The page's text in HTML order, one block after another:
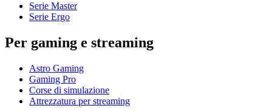
Serie Master
Serie Ergo
Per gaming e streaming
Astro Gaming
Gaming Pro
Corse di simulazione
Attrezzatura per streaming